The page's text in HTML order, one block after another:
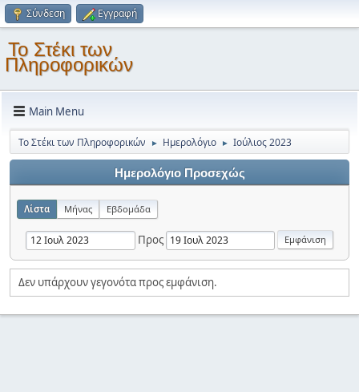
Σύνδεση Εγγραφή
Το Στέκι των
Πληροφορικών
Main Menu
Το Στέκι των Πληροφορικών ► Ημερολόγιο ► Ιούλιος 2023
Ημερολόγιο Προσεχώς
Λίστα Μήνας Εβδομάδα
Προς
Δεν υπάρχουν γεγονότα προς εμφάνιση.